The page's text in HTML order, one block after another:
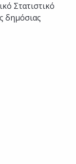
Στατιστικό
δημόσιας